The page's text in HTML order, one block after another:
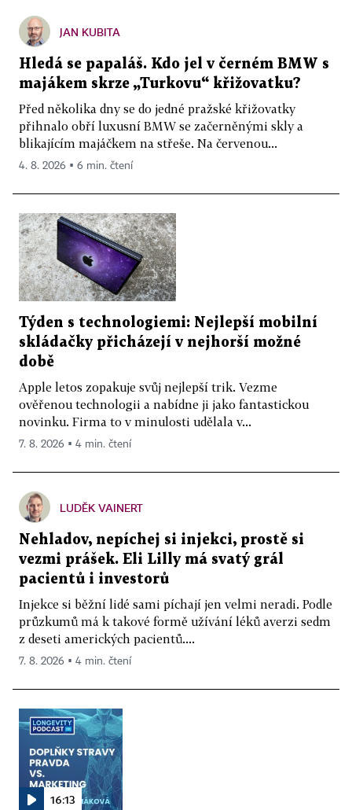
JAN KUBITA
Hledá se papaláš. Kdo jel v černém BMW s
majákem skrze „Turkovu“ křižovatku?
Před několika dny se do jedné pražské křižovatky
přihnalo obří luxusní BMW se začerněnými skly a
blikajícím majáčkem na střeše. Na červenou...
4. 8. 2026 ▪ 6 min. čtení
Týden s technologiemi: Nejlepší mobilní
skládačky přicházejí v nejhorší možné
době
Apple letos zopakuje svůj nejlepší trik. Vezme
ověřenou technologii a nabídne ji jako fantastickou
novinku. Firma to v minulosti udělala v...
7. 8. 2026 ▪ 4 min. čtení
LUDĚK VAINERT
Nehladov, nepíchej si injekci, prostě si
vezmi prášek. Eli Lilly má svatý grál
pacientů i investorů
Injekce si běžní lidé sami píchají jen velmi neradi. Podle
průzkumů má k takové formě užívání léků averzi sedm
z deseti amerických pacientů....
7. 8. 2026 ▪ 4 min. čtení
16:13